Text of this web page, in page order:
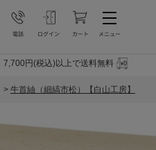
7,700円(税込)以上で送料無料
> 牛首紬（細縞市松）【白山工房】